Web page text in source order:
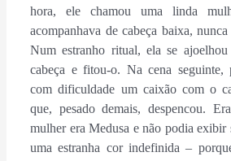
hora, ele chamou uma linda
acompanhava de cabeça baixa,
Num estranho ritual, ela se
cabeça e fitou-o. Na cena seguinte,
com dificuldade um caixão com o
que, pesado demais, despencou.
mulher era Medusa e não podia exibir
uma estranha cor indefinida –